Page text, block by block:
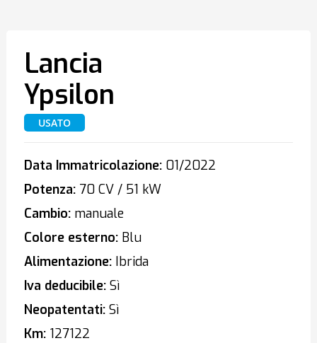
Lancia
Ypsilon
USATO
Data Immatricolazione:01/2022
Potenza:70 CV / 51 kW
Cambio:manuale
Colore esterno:Blu
Alimentazione:Ibrida
Iva deducibile:Sì
Neopatentati:Sì
Km:127122